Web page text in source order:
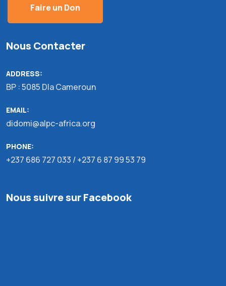
Faire un Don
Nous Contacter
ADDRESS:
BP : 5085 Dla Cameroun
EMAIL:
didomi@alpc-africa.org
PHONE:
+237 686 727 033 / +237 6 87 99 53 79
Nous suivre sur Facebook